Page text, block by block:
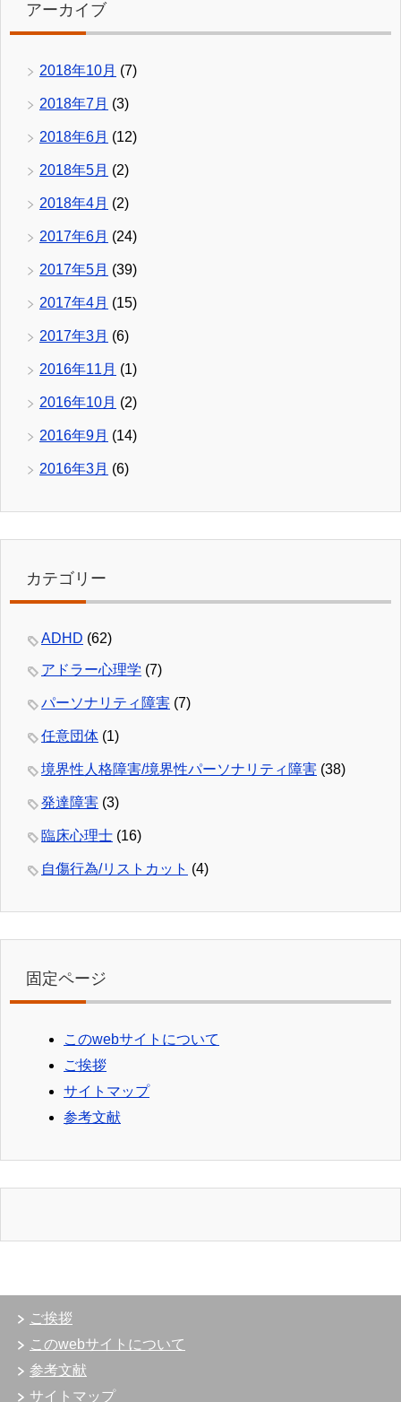
アーカイブ
2018年10月 (7)
2018年7月 (3)
2018年6月 (12)
2018年5月 (2)
2018年4月 (2)
2017年6月 (24)
2017年5月 (39)
2017年4月 (15)
2017年3月 (6)
2016年11月 (1)
2016年10月 (2)
2016年9月 (14)
2016年3月 (6)
カテゴリー
ADHD (62)
アドラー心理学 (7)
パーソナリティ障害 (7)
任意団体 (1)
境界性人格障害/境界性パーソナリティ障害 (38)
発達障害 (3)
臨床心理士 (16)
自傷行為/リストカット (4)
固定ページ
このwebサイトについて
ご挨拶
サイトマップ
参考文献
ご挨拶
このwebサイトについて
参考文献
サイトマップ